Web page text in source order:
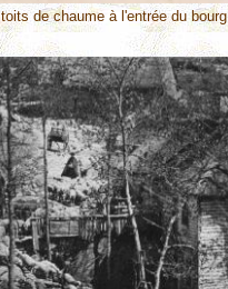
toits de chaume à l'entrée du bourg